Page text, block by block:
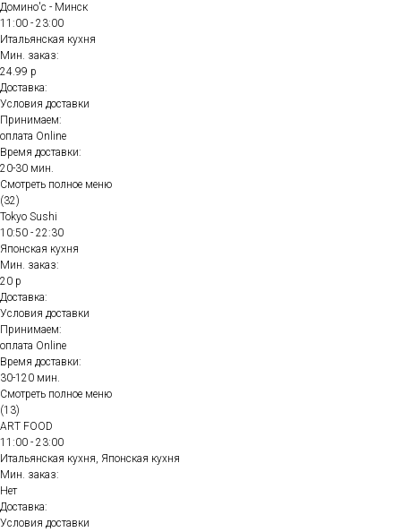
Домино'с - Минск
11:00 - 23:00
Итальянская кухня
Мин. заказ:
24.99 р
Доставка:
Условия доставки
Принимаем:
оплата Online
Время доставки:
20-30 мин.
Смотреть полное меню
(32)
Tokyo Sushi
10:50 - 22:30
Японская кухня
Мин. заказ:
20 р
Доставка:
Условия доставки
Принимаем:
оплата Online
Время доставки:
30-120 мин.
Смотреть полное меню
(13)
ART FOOD
11:00 - 23:00
Итальянская кухня, Японская кухня
Мин. заказ:
Нет
Доставка:
Условия доставки